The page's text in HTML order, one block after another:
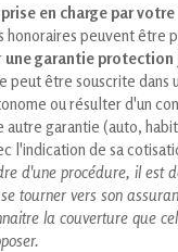
prise en charge par
honoraires peuvent être
une garantie
peut être souscrite dans
ou résulter d'un
autre garantie (auto,
l'indication de sa
d'une procédure, il est
tourner vers son
la couverture que